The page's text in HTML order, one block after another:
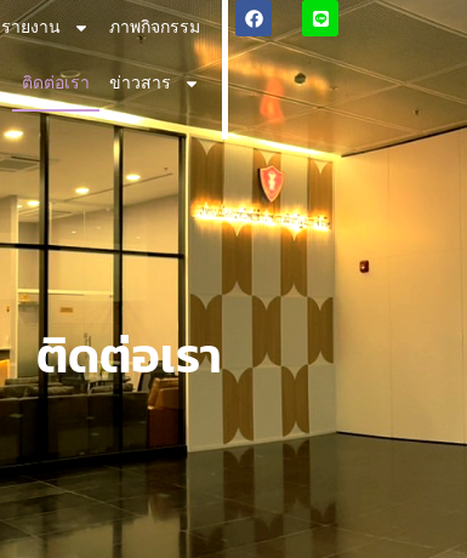
รายงาน ภาพกิจกรรม
ติดต่อเรา ข่าวสาร
ติดต่อเรา